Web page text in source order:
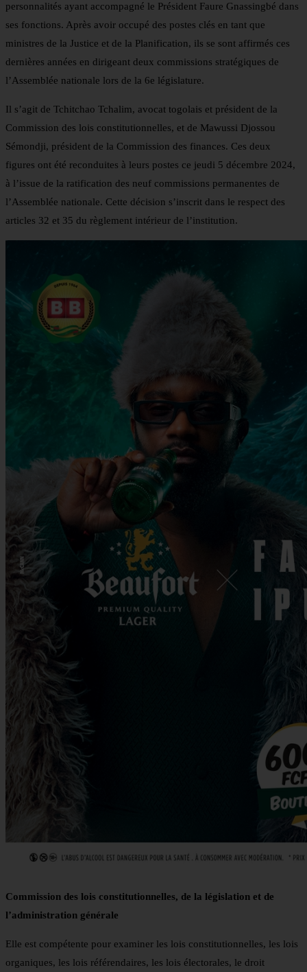
personnalités ayant accompagné le Président Faure Gnassingbé dans
ses fonctions. Après avoir occupé des postes clés en tant que
ministres de la Justice et de la Planification, ils se sont affirmés ces
dernières années en dirigeant deux commissions stratégiques de
l’Assemblée nationale lors de la 6e législature.
Il s’agit de Tchitchao Tchalim, avocat togolais et président de la
Commission des lois constitutionnelles, et de Mawussi Djossou
Sémondji, président de la Commission des finances. Ces deux
figures ont été reconduites à leurs postes ce jeudi 5 décembre 2024,
à l’issue de la ratification des neuf commissions permanentes de
l’Assemblée nationale. Cette décision s’inscrit dans le respect des
articles 32 et 35 du règlement intérieur de l’institution.
Commission des lois constitutionnelles, de la législation et de
l’administration générale
Elle est compétente pour examiner les lois constitutionnelles, les lois
organiques, les lois référendaires, les lois électorales, le droit